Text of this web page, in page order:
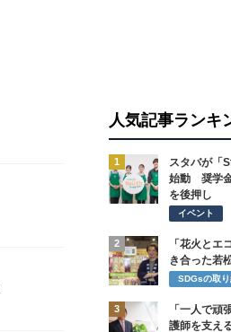
人気記事ランキ
1
スタバが「
始動 奨学
を後押し
イベント
2
「花火とエ
き合った若
SDGsの取
3
「一人で頑
護師を支え